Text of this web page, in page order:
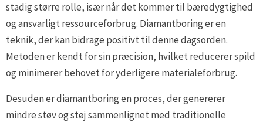
stadig større rolle, især når det kommer til bæredygtighed
og ansvarligt ressourceforbrug. Diamantboring er en
teknik, der kan bidrage positivt til denne dagsorden.
Metoden er kendt for sin præcision, hvilket reducerer spild
og minimerer behovet for yderligere materialeforbrug.
Desuden er diamantboring en proces, der genererer
mindre støv og støj sammenlignet med traditionelle